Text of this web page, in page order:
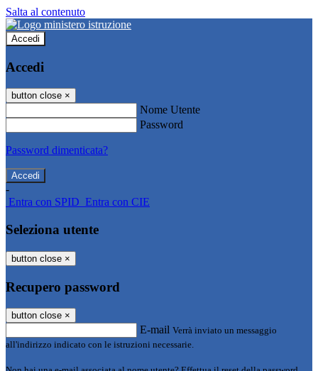
Salta al contenuto
Accedi
Accedi
button close ×
Nome Utente
Password
Password dimenticata?
-
Entra con SPID Entra con CIE
Seleziona utente
button close ×
Recupero password
button close ×
E-mail Verrà inviato un messaggio
all'indirizzo indicato con le istruzioni necessarie.